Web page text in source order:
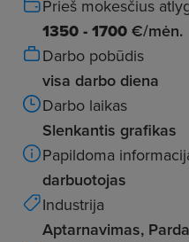
Prieš mokesčius
1350 - 1700 €/mėn.
Darbo pobūdis
visa darbo diena
Darbo laikas
Slenkantis grafikas
Papildoma
darbuotojas
Industrija
Aptarnavimas,